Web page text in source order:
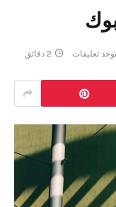
توجد تعليقات 2 دقائق